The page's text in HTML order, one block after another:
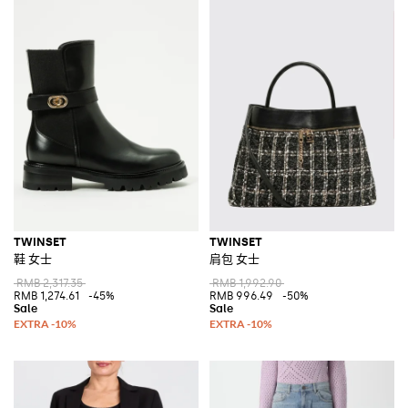
TWINSET
鞋 女士
RMB 2,317.35
RMB 1,274.61
-45%
TWINSET
肩包 女士
RMB 1,992.90
RMB 996.49
-50%